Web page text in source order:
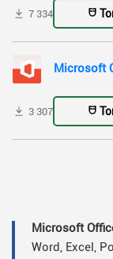
7 334
Microsoft
3 307
Microsoft
Word, Excel,